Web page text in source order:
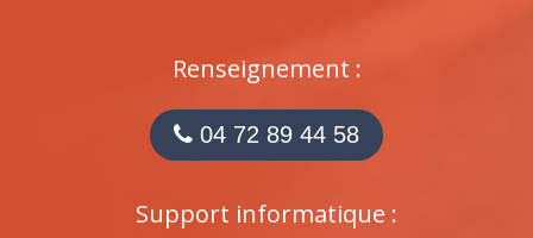
Renseignement :
04 72 89 44 58
Support informatique :